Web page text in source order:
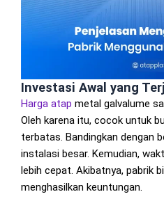
Investasi Awal yang
Harga atap metal galvalume
Oleh karena itu, cocok untuk
terbatas. Bandingkan dengan
instalasi besar. Kemudian,
lebih cepat. Akibatnya, pabrik
menghasilkan keuntungan.